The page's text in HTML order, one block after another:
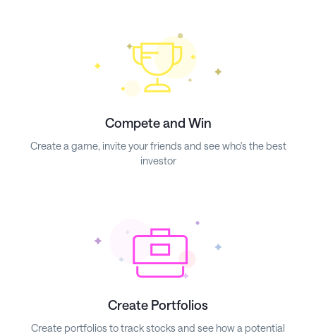
Compete and Win
Create a game, invite your friends and see who's the best
investor
Create Portfolios
Create portfolios to track stocks and see how a potential